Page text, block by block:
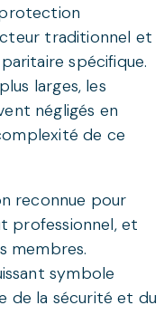
traditionnel et
spécifique.
larges, les
négligés en
de ce
reconnue pour
professionnel, et
membres.
symbole
de la sécurité et du